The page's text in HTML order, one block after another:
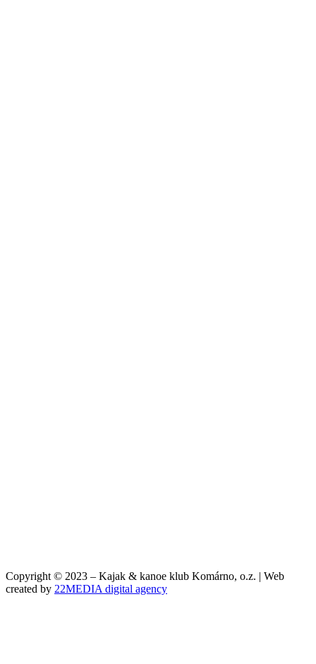
Copyright © 2023 – Kajak & kanoe klub Komárno, o.z. | Web
created by 22MEDIA digital agency